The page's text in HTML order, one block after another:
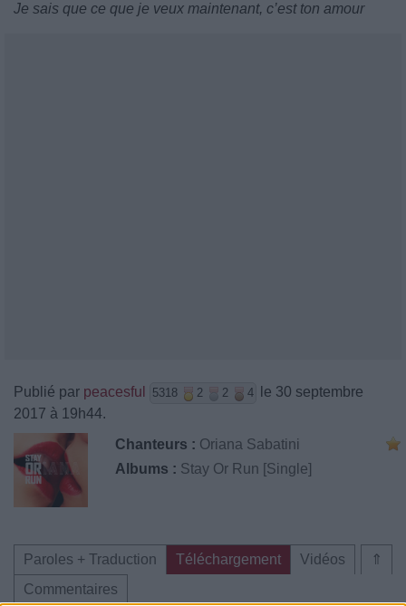
Je sais que ce que je veux maintenant, c’est ton amour
Publié par peacesful 5318 2 2 4
le 30 septembre
2017 à 19h44.
Chanteurs : Oriana Sabatini
Albums : Stay Or Run [Single]
⇑
Paroles + Traduction Téléchargement
Vidéos
Commentaires